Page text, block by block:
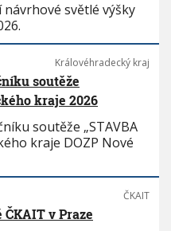
světlé výšky
Královéhradecký kraj
soutěže
kraje 2026
soutěže „STAVBA
kraje DOZP Nové
ČKAIT
v Praze